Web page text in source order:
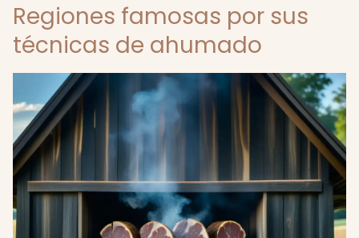
Regiones famosas por sus
técnicas de ahumado